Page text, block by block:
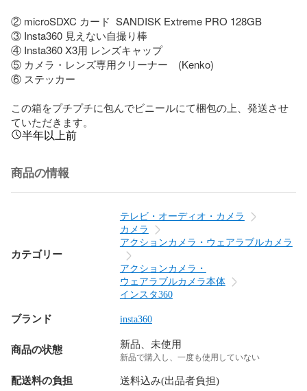
② microSDXC カード  SANDISK Extreme PRO 128GB
③ Insta360 見えない自撮り棒
④ Insta360 X3用 レンズキャップ
⑤ カメラ・レンズ専用クリーナー　(Kenko)
⑥ ステッカー
この箱をプチプチに包んでビニールにて梱包の上、発送させ
ていただきます。
半年以上前
商品の情報
カテゴリー
テレビ・オーディオ・カメラ
カメラ
アクションカメラ・ウェアラブルカメラ
アクションカメラ・
ウェアラブルカメラ本体
インスタ360
ブランド insta360
商品の状態 新品、未使用
新品で購入し、一度も使用していない
配送料の負担 送料込み(出品者負担)